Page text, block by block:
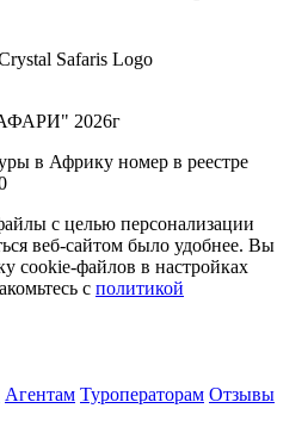
2026г
в Африку номер в реестре
с целью персонализации
веб-сайтом было удобнее. Вы
cookie-файлов в настройках
с политикой
Агентам Туроператорам Отзывы